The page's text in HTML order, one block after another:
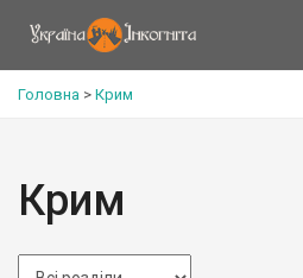
Головна > Крим
Крим